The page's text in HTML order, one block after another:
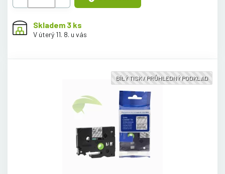
Skladem 3 ks
V úterý 11. 8. u vás
BÍLÝ TISK / PRŮHLEDNÝ PODKLAD